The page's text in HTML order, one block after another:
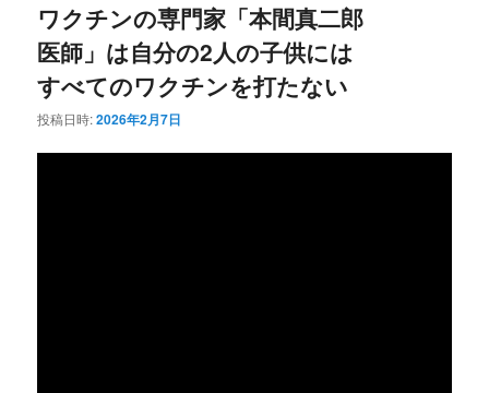
ワクチンの専門家「本間真二郎
医師」は自分の2人の子供には
すべてのワクチンを打たない
投稿日時:2026年2月7日